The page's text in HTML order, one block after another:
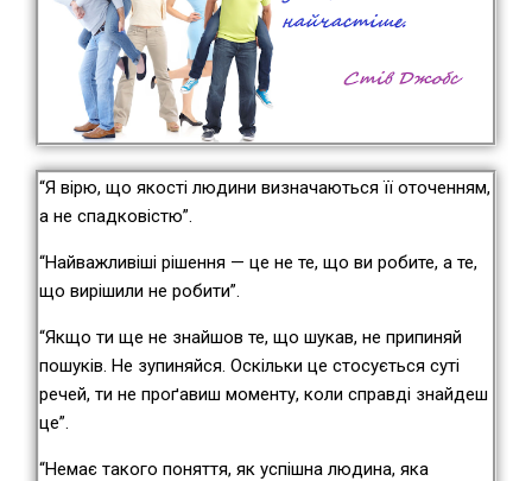
“Я вірю, що якості людини визначаються її оточенням,
а не спадковістю”.
“Найважливіші рішення — це не те, що ви робите, а те,
що вирішили не робити”.
“Якщо ти ще не знайшов те, що шукав, не припиняй
пошуків. Не зупиняйся. Оскільки це стосується суті
речей, ти не проґавиш моменту, коли справді знайдеш
це”.
“Немає такого поняття, як успішна людина, яка